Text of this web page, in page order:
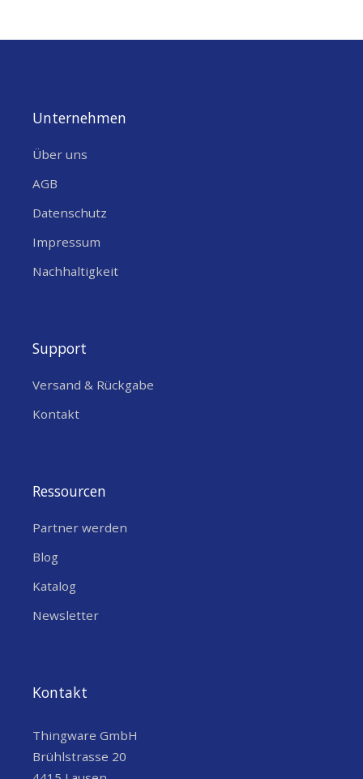
Unternehmen
Über uns
AGB
Datenschutz
Impressum
Nachhaltigkeit
Support
Versand & Rückgabe
Kontakt
Ressourcen
Partner werden
Blog
Katalog
Newsletter
Kontakt
Thingware GmbH
Brühlstrasse 20